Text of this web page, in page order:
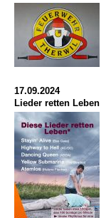
17.09.2024
Lieder retten Leben